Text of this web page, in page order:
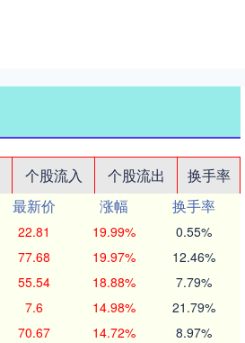
个股流入 个股流出
换手率
最新价 涨幅
换手率
22.81 19.99% 0.55%
77.68 19.97% 12.46%
55.54 18.88% 7.79%
7.6 14.98% 21.79%
70.67 14.72% 8.97%